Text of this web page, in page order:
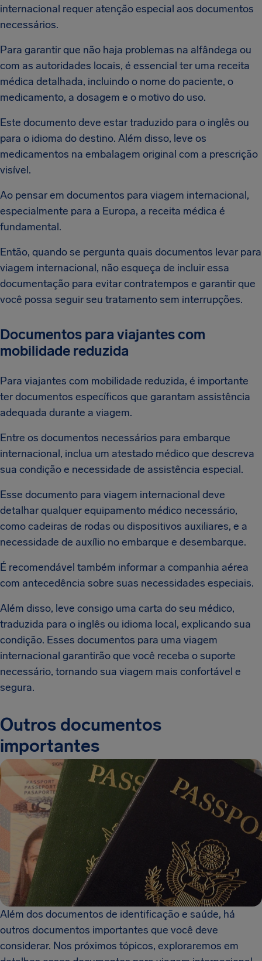
internacional requer atenção especial aos documentos
necessários.
Para garantir que não haja problemas na alfândega ou
com as autoridades locais, é essencial ter uma receita
médica detalhada, incluindo o nome do paciente, o
medicamento, a dosagem e o motivo do uso.
Este documento deve estar traduzido para o inglês ou
para o idioma do destino. Além disso, leve os
medicamentos na embalagem original com a prescrição
visível.
Ao pensar em documentos para viagem internacional,
especialmente para a Europa, a receita médica é
fundamental.
Então, quando se pergunta quais documentos levar para
viagem internacional, não esqueça de incluir essa
documentação para evitar contratempos e garantir que
você possa seguir seu tratamento sem interrupções.
Documentos para viajantes com
mobilidade reduzida
Para viajantes com mobilidade reduzida, é importante
ter documentos específicos que garantam assistência
adequada durante a viagem.
Entre os documentos necessários para embarque
internacional, inclua um atestado médico que descreva
sua condição e necessidade de assistência especial.
Esse documento para viagem internacional deve
detalhar qualquer equipamento médico necessário,
como cadeiras de rodas ou dispositivos auxiliares, e a
necessidade de auxílio no embarque e desembarque.
É recomendável também informar a companhia aérea
com antecedência sobre suas necessidades especiais.
Além disso, leve consigo uma carta do seu médico,
traduzida para o inglês ou idioma local, explicando sua
condição. Esses documentos para uma viagem
internacional garantirão que você receba o suporte
necessário, tornando sua viagem mais confortável e
segura.
Outros documentos
importantes
Além dos documentos de identificação e saúde, há
outros documentos importantes que você deve
considerar. Nos próximos tópicos, exploraremos em